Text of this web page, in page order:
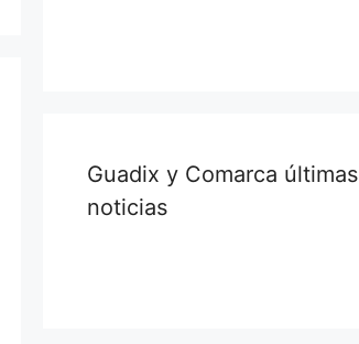
Guadix y Comarca últimas
noticias